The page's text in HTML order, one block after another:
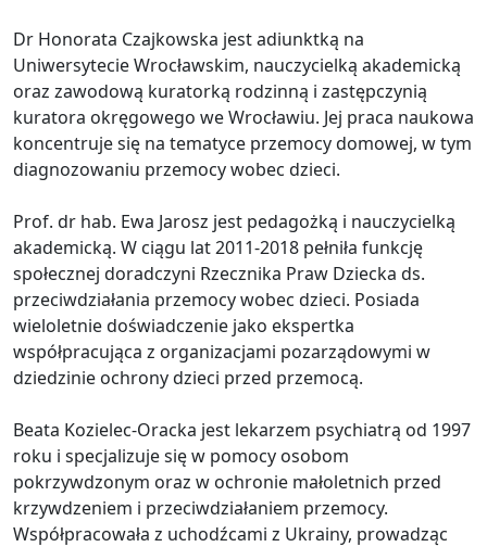
Dr Honorata Czajkowska jest adiunktką na
Uniwersytecie Wrocławskim, nauczycielką akademicką
oraz zawodową kuratorką rodzinną i zastępczynią
kuratora okręgowego we Wrocławiu. Jej praca naukowa
koncentruje się na tematyce przemocy domowej, w tym
diagnozowaniu przemocy wobec dzieci.
Prof. dr hab. Ewa Jarosz jest pedagożką i nauczycielką
akademicką. W ciągu lat 2011-2018 pełniła funkcję
społecznej doradczyni Rzecznika Praw Dziecka ds.
przeciwdziałania przemocy wobec dzieci. Posiada
wieloletnie doświadczenie jako ekspertka
współpracująca z organizacjami pozarządowymi w
dziedzinie ochrony dzieci przed przemocą.
Beata Kozielec-Oracka jest lekarzem psychiatrą od 1997
roku i specjalizuje się w pomocy osobom
pokrzywdzonym oraz w ochronie małoletnich przed
krzywdzeniem i przeciwdziałaniem przemocy.
Współpracowała z uchodźcami z Ukrainy, prowadząc